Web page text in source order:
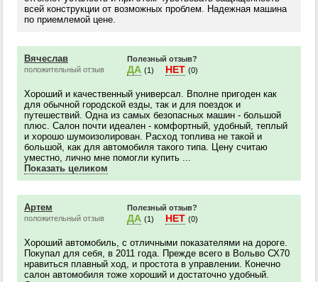
всей конструкции от возможных проблем. Надежная машина
по приемлемой цене.
Вячеслав
положительный отзыв
Полезный отзыв?
ДА (1) НЕТ (0)
Хороший и качественный универсал. Вполне пригоден как
для обычной городской езды, так и для поездок и
путешествий. Одна из самых безопасных машин - большой
плюс. Салон почти идеален - комфортный, удобный, теплый
и хорошо шумоизолирован. Расход топлива не такой и
большой, как для автомобиля такого типа. Цену считаю
уместно, лично мне помогли купить ...
Показать целиком
Артем
положительный отзыв
Полезный отзыв?
ДА (1) НЕТ (0)
Хороший автомобиль, с отличными показателями на дороге.
Покупал для себя, в 2011 года. Прежде всего в Вольво СХ70
нравиться плавный ход, и простота в управлении. Конечно
салон автомобиля тоже хороший и достаточно удобный.